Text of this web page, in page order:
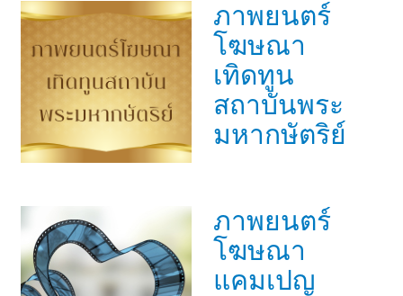
ภาพยนตร์
โฆษณา
เทิดทูน
สถาบันพระ
มหากษัตริย์
ภาพยนตร์
โฆษณา
แคมเปญ